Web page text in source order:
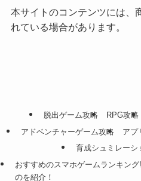
本サイトのコンテンツには、
れている場合があります。
脱出ゲーム攻略 RPG攻略
アドベンチャーゲーム攻略
アプ
育成シュミレーシ
おすすめのスマホゲームランキン
のを紹介！